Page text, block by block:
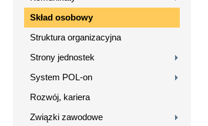
Skład osobowy
Struktura organizacyjna
Strony jednostek
System POL-on
Rozwój, kariera
Związki zawodowe